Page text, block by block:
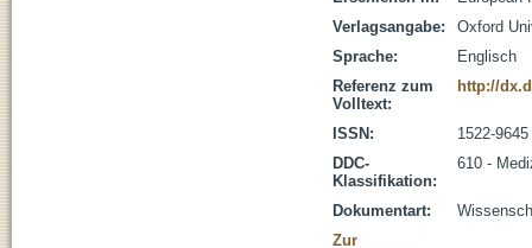
Verlagsangabe:
Oxford
Sprache:
Englisch
Referenz zum
Volltext:
http://
ISSN:
1522-9645
DDC-
Klassifikation:
610 -
Dokumentart:
Zur